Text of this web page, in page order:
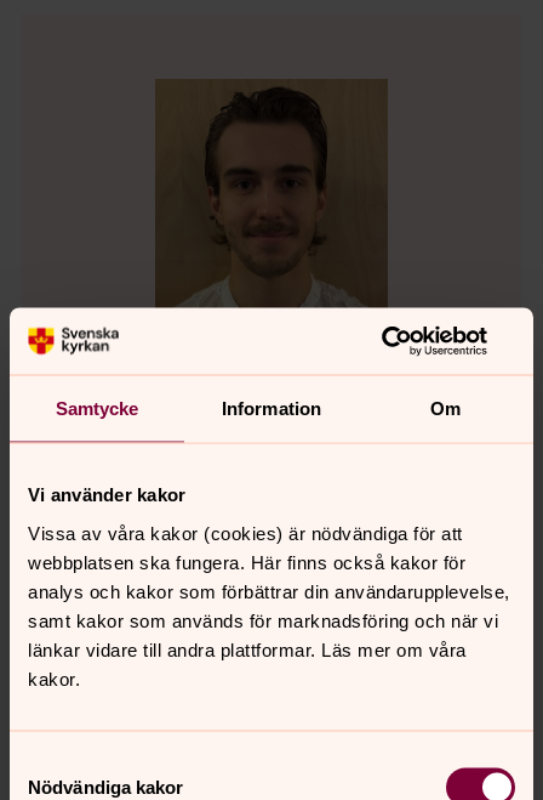
Samtycke Information Om
Vi använder kakor
Vissa av våra kakor (cookies) är nödvändiga för att
webbplatsen ska fungera. Här finns också kakor för
analys och kakor som förbättrar din användarupplevelse,
samt kakor som används för marknadsföring och när vi
länkar vidare till andra plattformar. Läs mer om våra
kakor.
Nödvändiga kakor
William Sarenfält
Direkt: 08 560 387 05Mobil:072 216 31 07
E-post: william.sarenfalt@svenskakyrkan.se
Synpunkter eller frågor på sidans